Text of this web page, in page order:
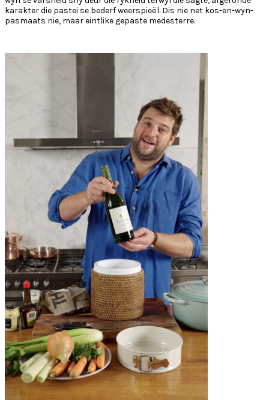
karakter die pastei se bederf weerspieël. Dis nie net kos-en-wyn-
pasmaats nie, maar eintlike gepaste medesterre.